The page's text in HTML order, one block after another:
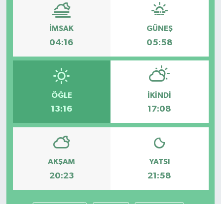
İMSAK
04:16
GÜNEŞ
05:58
ÖĞLE
13:16
İKINDI
17:08
AKŞAM
20:23
YATSI
21:58
ÖZEL HABER
SAĞLIK
SPOR
TEKNOLOJİ
TİCARET